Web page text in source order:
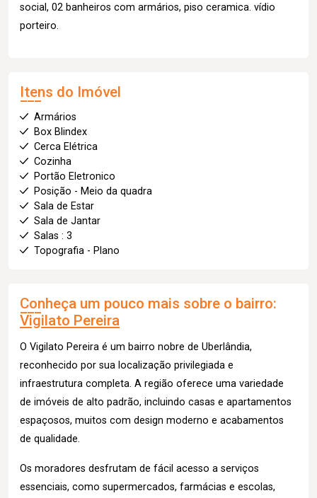
social, 02 banheiros com armários, piso ceramica. vídio
porteiro.
Itens do Imóvel
Armários
Box Blindex
Cerca Elétrica
Cozinha
Portão Eletronico
Posição - Meio da quadra
Sala de Estar
Sala de Jantar
Salas : 3
Topografia - Plano
Conheça um pouco mais sobre o bairro:
Vigilato Pereira
O Vigilato Pereira é um bairro nobre de Uberlândia,
reconhecido por sua localização privilegiada e
infraestrutura completa. A região oferece uma variedade
de imóveis de alto padrão, incluindo casas e apartamentos
espaçosos, muitos com design moderno e acabamentos
de qualidade.
Os moradores desfrutam de fácil acesso a serviços
essenciais, como supermercados, farmácias e escolas,